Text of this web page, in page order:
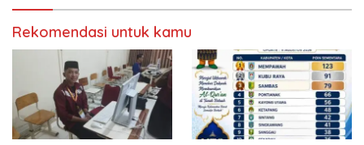
Rekomendasi untuk kamu